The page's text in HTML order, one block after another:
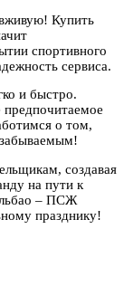
Купить
спортивного
сервиса.
и быстро.
о том,
создавая
на пути к
– ПСЖ
празднику!